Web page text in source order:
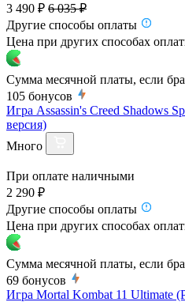
3 490 ₽ 6 035 ₽
Другие способы оплаты
Цена при других способах
Сумма месячной платы, если
105 бонусов
Игра Assassin's Creed Shadows
версия)
Много
При оплате наличными
2 290 ₽
Другие способы оплаты
Цена при других способах
Сумма месячной платы, если
69 бонусов
Игра Mortal Kombat 11 Ultimate